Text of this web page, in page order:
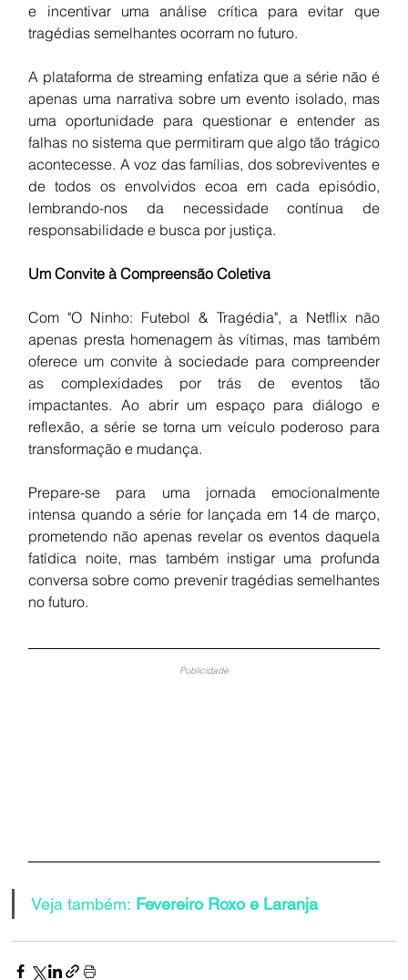
e incentivar uma análise crítica para evitar que
tragédias semelhantes ocorram no futuro.
A plataforma de streaming enfatiza que a série não é
apenas uma narrativa sobre um evento isolado, mas
uma oportunidade para questionar e entender as
falhas no sistema que permitiram que algo tão trágico
acontecesse. A voz das famílias, dos sobreviventes e
de todos os envolvidos ecoa em cada episódio,
lembrando-nos da necessidade contínua de
responsabilidade e busca por justiça.
Um Convite à Compreensão Coletiva
Com "O Ninho: Futebol & Tragédia", a Netflix não
apenas presta homenagem às vítimas, mas também
oferece um convite à sociedade para compreender
as complexidades por trás de eventos tão
impactantes. Ao abrir um espaço para diálogo e
reflexão, a série se torna um veículo poderoso para
transformação e mudança.
Prepare-se para uma jornada emocionalmente
intensa quando a série for lançada em 14 de março,
prometendo não apenas revelar os eventos daquela
fatídica noite, mas também instigar uma profunda
conversa sobre como prevenir tragédias semelhantes
no futuro.
Publicidade
Veja também: Fevereiro Roxo e Laranja